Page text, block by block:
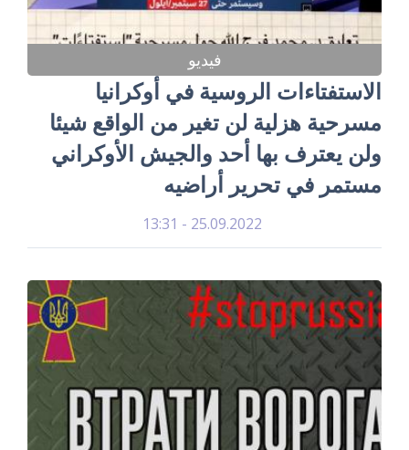
فيديو
الاستفتاءات الروسية في أوكرانيا
مسرحية هزلية لن تغير من الواقع شيئا
ولن يعترف بها أحد والجيش الأوكراني
مستمر في تحرير أراضيه
25.09.2022 - 13:31